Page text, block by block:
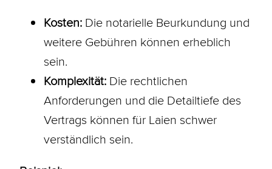
Kosten:Die notarielle Beurkundung und
weitere Gebühren können erheblich
sein.
Komplexität:Die rechtlichen
Anforderungen und die Detailtiefe des
Vertrags können für Laien schwer
verständlich sein.